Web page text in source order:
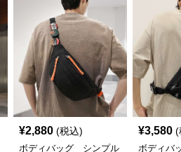
¥2,880 (税込)
ボディバッグ シンプル
¥3,580 (
ボディバ